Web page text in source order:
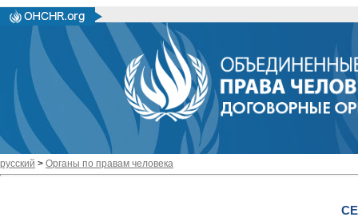
русский > Органы по правам человека